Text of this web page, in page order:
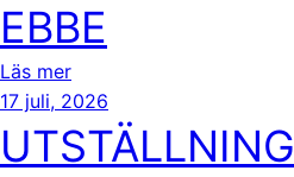
EBBE
Läs mer
17 juli, 2026
UTSTÄLLNING